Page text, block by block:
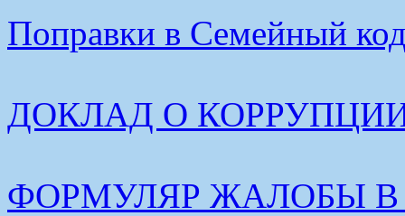
Поправки в Семейный
ДОКЛАД О КОРРУПЦИИ
ФОРМУЛЯР ЖАЛОБЫ